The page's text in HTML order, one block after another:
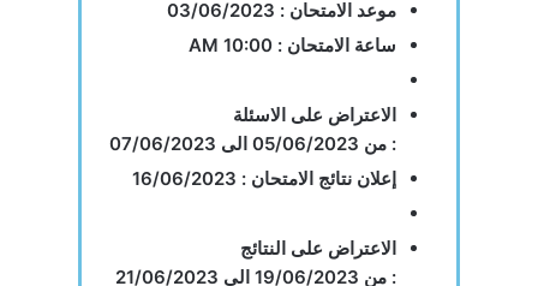
موعد الامتحان : 03/06/2023
ساعة الامتحان : 10:00 AM
الاعتراض على الاسئلة
: من 05/06/2023 الى 07/06/2023
إعلان نتائج الامتحان : 16/06/2023
الاعتراض على النتائج
: من 19/06/2023 الى 21/06/2023